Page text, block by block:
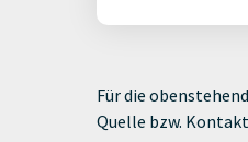
Für die
Quelle bzw.